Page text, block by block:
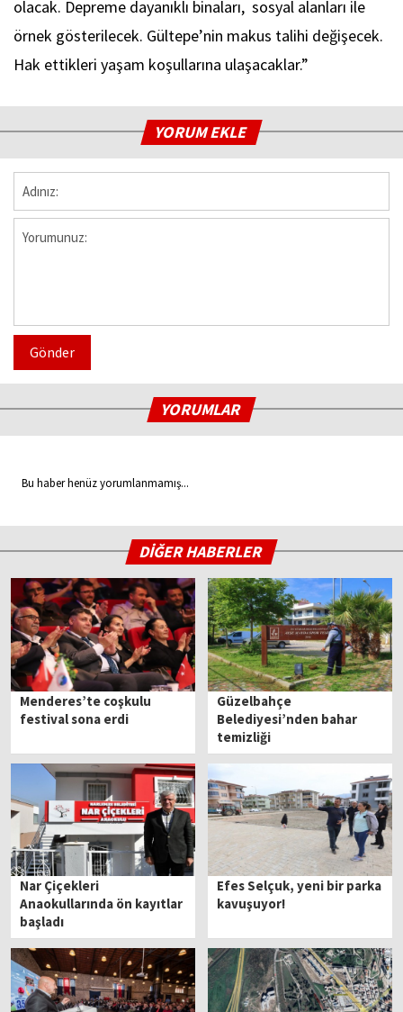
olacak. Depreme dayanıklı binaları, sosyal alanları ile
örnek gösterilecek. Gültepe’nin makus talihi değişecek.
Hak ettikleri yaşam koşullarına ulaşacaklar.”
YORUM EKLE
Gönder
YORUMLAR
Bu haber henüz yorumlanmamış...
DİĞER HABERLER
Menderes’te coşkulu
festival sona erdi
Güzelbahçe
Belediyesi’nden bahar
temizliği
Nar Çiçekleri
Anaokullarında ön kayıtlar
başladı
Efes Selçuk, yeni bir parka
kavuşuyor!